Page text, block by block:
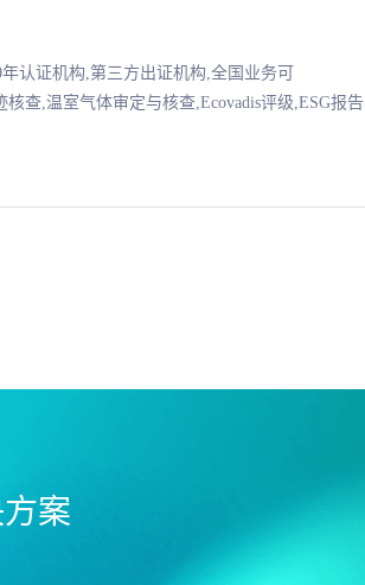
认证机构,第三方出证机构,全国业务可
核查,温室气体审定与核查,Ecovadis评级,ESG报告
案